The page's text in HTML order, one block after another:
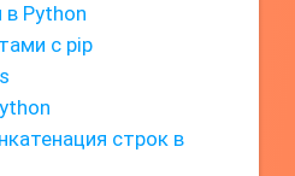
Python
с pip
строк в